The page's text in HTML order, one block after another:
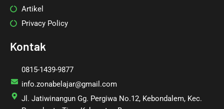
Artikel
Privacy Policy
Kontak
0815-1439-9877
info.zonabelajar@gmail.com
Jl. Jatiwinangun Gg. Pergiwa No.12, Kebondalem, Kec.